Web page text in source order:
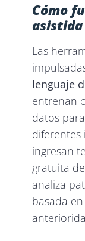
Cómo
Las
lenguaje
entrenan
datos
diferentes
ingresan
gratuita
analiza
basada